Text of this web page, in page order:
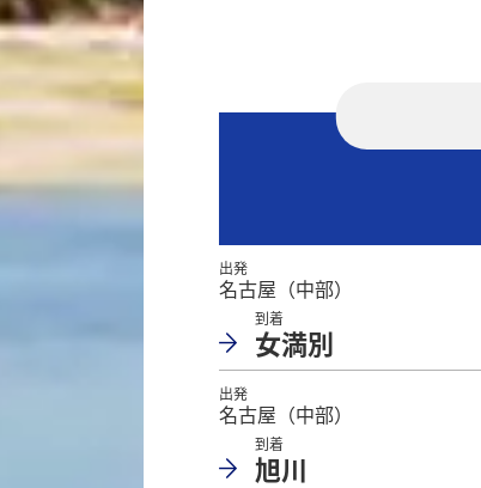
出発
名古屋（中部）
到着
女満別
出発
名古屋（中部）
到着
旭川